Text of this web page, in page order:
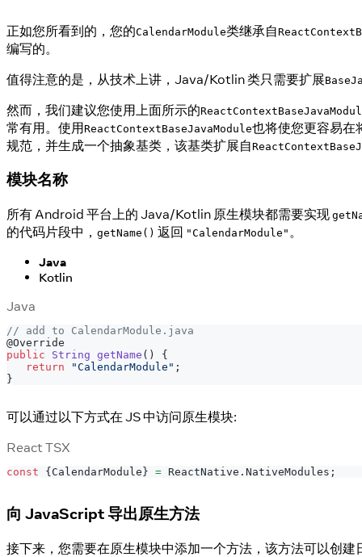
正如您所看到的，您的CalendarModule类继承自
编写的。
值得注意的是，从技术上讲，Java/Kotlin 类只需要扩展
然而，我们建议您使用上面所示的
常有用。使用ReactContextBaseJavaModule也将使您更容易在
规范，并生成一个抽象基类，该基类扩展自
模块名称
所有 Android 平台上的 Java/Kotlin 原生模块都需要实现
的代码片段中， getName() 返回 "CalendarModule" 。
Java
Kotlin
Java
// add to CalendarModule.java
@Override
public
String getName ( )
{
return
"CalendarModule" ;
}
可以通过以下方式在 JS 中访问原生模块:
React TSX
const { CalendarModule } = ReactNative . NativeModules ;
向 JavaScript 导出原生方法
接下来，您需要在原生模块中添加一个方法，该方法可以创